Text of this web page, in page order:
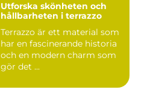
Utforska skönheten och
hållbarheten i terrazzo
Terrazzo är ett material som
har en fascinerande historia
och en modern charm som
gör det ...